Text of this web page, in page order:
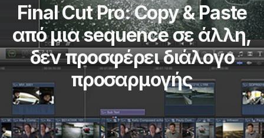
Final Cut Pro: Copy & Paste
από μια sequence σε άλλη,
δεν προσφέρει διάλογο
προσαρμογής